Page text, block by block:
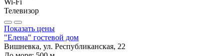
Телевизор
Показать цены
"Елена" гостевой дом
Вишневка, ул. Республиканская, 22